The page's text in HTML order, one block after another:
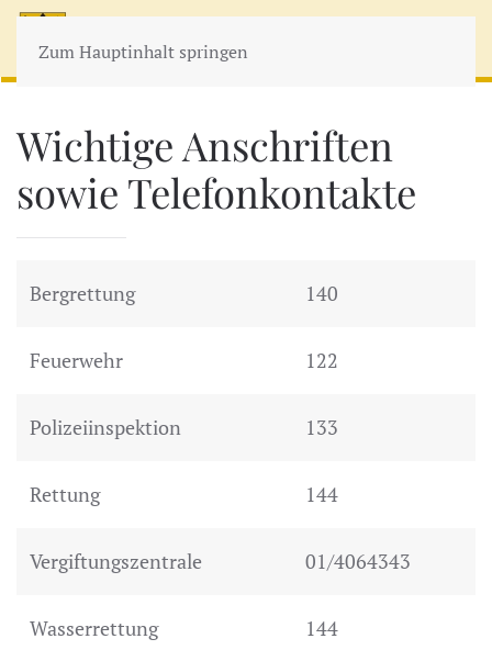
Zum Hauptinhalt springen
Wichtige Anschriften
sowie Telefonkontakte
Bergrettung 140
Feuerwehr 122
Polizeiinspektion 133
Rettung 144
Vergiftungszentrale 01/4064343
Wasserrettung 144